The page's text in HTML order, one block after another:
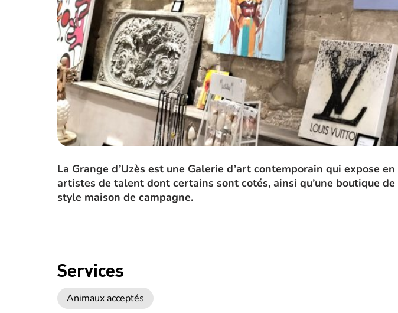
La Grange d’Uzès est une Galerie d’art contemporain qui expose
artistes de talent dont certains sont cotés, ainsi qu’une boutique
style maison de campagne.
Services
Animaux acceptés